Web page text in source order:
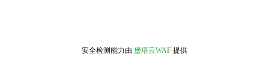
安全检测能力由 堡塔云WAF 提供